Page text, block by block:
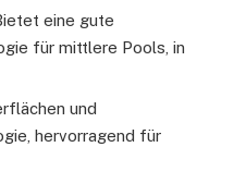
eine gute
für mittlere Pools, in
und
hervorragend für